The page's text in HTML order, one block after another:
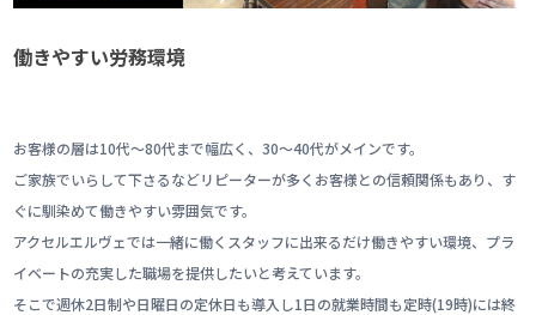
働きやすい労務環境
お客様の層は10代〜80代まで幅広く、30〜40代がメインです。
ご家族でいらして下さるなどリピーターが多くお客様との信頼関係もあり、す
ぐに馴染めて働きやすい雰囲気です。
アクセルエルヴェでは一緒に働くスタッフに出来るだけ働きやすい環境、プラ
イベートの充実した職場を提供したいと考えています。
そこで週休2日制や日曜日の定休日も導入し1日の就業時間も定時(19時)には終